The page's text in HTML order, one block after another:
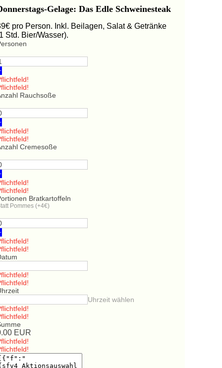
Gelage: Das Edle Schweinesteak
pro Person. Inkl. Beilagen, Salat & Getränke
Std. Bier/Wasser).
Rauchsoße
Cremesoße
Bratkartoffeln
Pommes (+4€)
Uhrzeit wählen
EUR